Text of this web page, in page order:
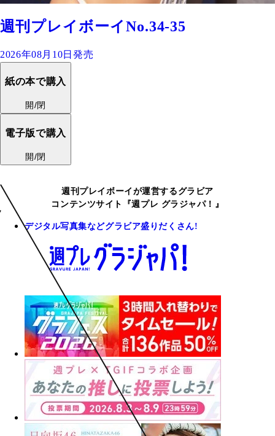
週刊プレイボーイNo.34-35
2026年08月10日発売
紙の本で購入
開/閉
電子版で購入
開/閉
週刊プレイボーイが運営するグラビア
コンテンツサイト『週プレ グラジャパ！』
デジタル写真集などグラビア盛りだくさん!